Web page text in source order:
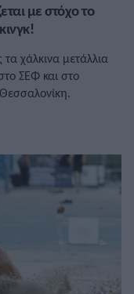
με στόχο το
χάλκινα μετάλλια
ΣΕΦ και στο